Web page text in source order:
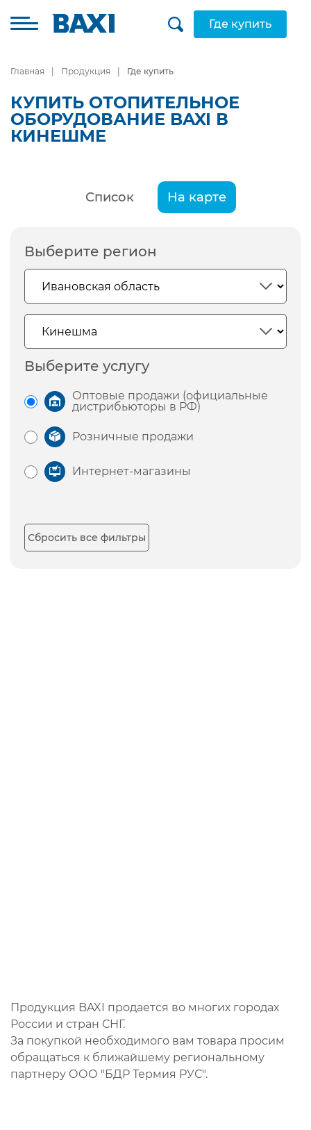
Где купить
Главная Продукция Где купить
КУПИТЬ ОТОПИТЕЛЬНОЕ
ОБОРУДОВАНИЕ BAXI В
КИНЕШМЕ
Список На карте
Выберите регион
Выберите услугу
Оптовые продажи (официальные
дистрибьюторы в РФ)
Розничные продажи
Интернет-магазины
Сбросить все фильтры
Продукция BAXI продается во многих городах
России и стран СНГ.
За покупкой необходимого вам товара просим
обращаться к ближайшему региональному
партнеру ООО "БДР Термия РУС".